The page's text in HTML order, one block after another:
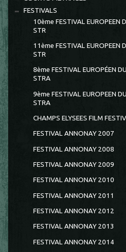
FESTIVALS
10ème FESTIVAL EUROPEEN
STR
11ème FESTIVAL EUROPEEN
STR
8ème FESTIVAL EUROPÉEN
STRA
9ème FESTIVAL EUROPEEN
STRA
CHAMPS ELYSEES FILM
FESTIVAL ANNONAY 2007
FESTIVAL ANNONAY 2008
FESTIVAL ANNONAY 2009
FESTIVAL ANNONAY 2010
FESTIVAL ANNONAY 2011
FESTIVAL ANNONAY 2012
FESTIVAL ANNONAY 2013
FESTIVAL ANNONAY 2014